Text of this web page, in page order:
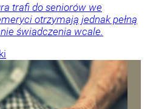
trafi do seniorów we
otrzymają jednak pełną
świadczenia wcale.